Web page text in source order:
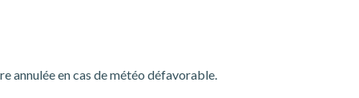
annulée en cas de météo défavorable.